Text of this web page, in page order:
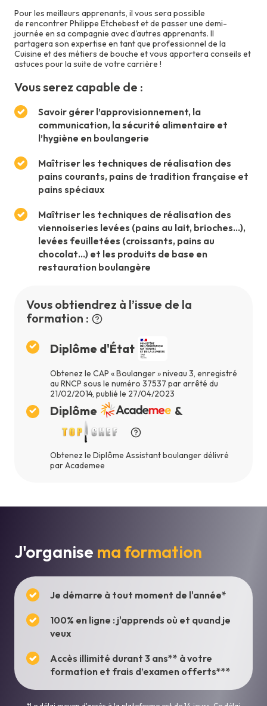
Pour les meilleurs apprenants, il vous sera possible
de rencontrer Philippe Etchebest et de passer une demi-
journée en sa compagnie avec d'autres apprenants. Il
partagera son expertise en tant que professionnel de la
Cuisine et des métiers de bouche et vous apportera conseils et
astuces pour la suite de votre carrière !
Vous serez capable de :
Savoir gérer l’approvisionnement, la
communication, la sécurité alimentaire et
l’hygiène en boulangerie
Maîtriser les techniques de réalisation des
pains courants, pains de tradition française et
pains spéciaux
Maîtriser les techniques de réalisation des
viennoiseries levées (pains au lait, brioches…),
levées feuilletées (croissants, pains au
chocolat…) et les produits de base en
restauration boulangère
Vous obtiendrez à l’issue de la
formation :
Diplôme d'État
Obtenez le CAP « Boulanger » niveau 3, enregistré
au RNCP sous le numéro 37537 par arrêté du
21/02/2014, publié le 27/04/2023
Diplôme &
Obtenez le Diplôme Assistant boulanger délivré
par Academee
J'organise ma formation
Je démarre à tout moment de l'année*
100% en ligne : j'apprends où et quand je
veux
Accès illimité durant 3 ans** à votre
formation et frais d’examen offerts***